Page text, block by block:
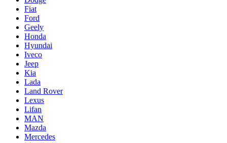
Fiat
Ford
Geely
Honda
Hyundai
Iveco
Jeep
Kia
Lada
Land Rover
Lexus
Lifan
MAN
Mazda
Mercedes